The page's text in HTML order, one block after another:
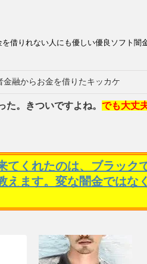
借りれない人にも優しい優良ソフト闇
金融からお金を借りたキッカケ
。きついですよね。 でも大丈
くれたのは、ブラック
ます。変な闇金ではな